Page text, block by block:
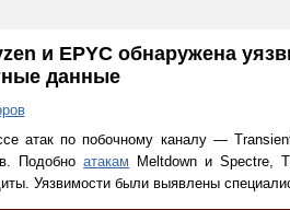
и EPYC обнаружена
данные
атак по побочному каналу —
Подобноатакам Meltdown и Spectre,
Уязвимости были выявлены